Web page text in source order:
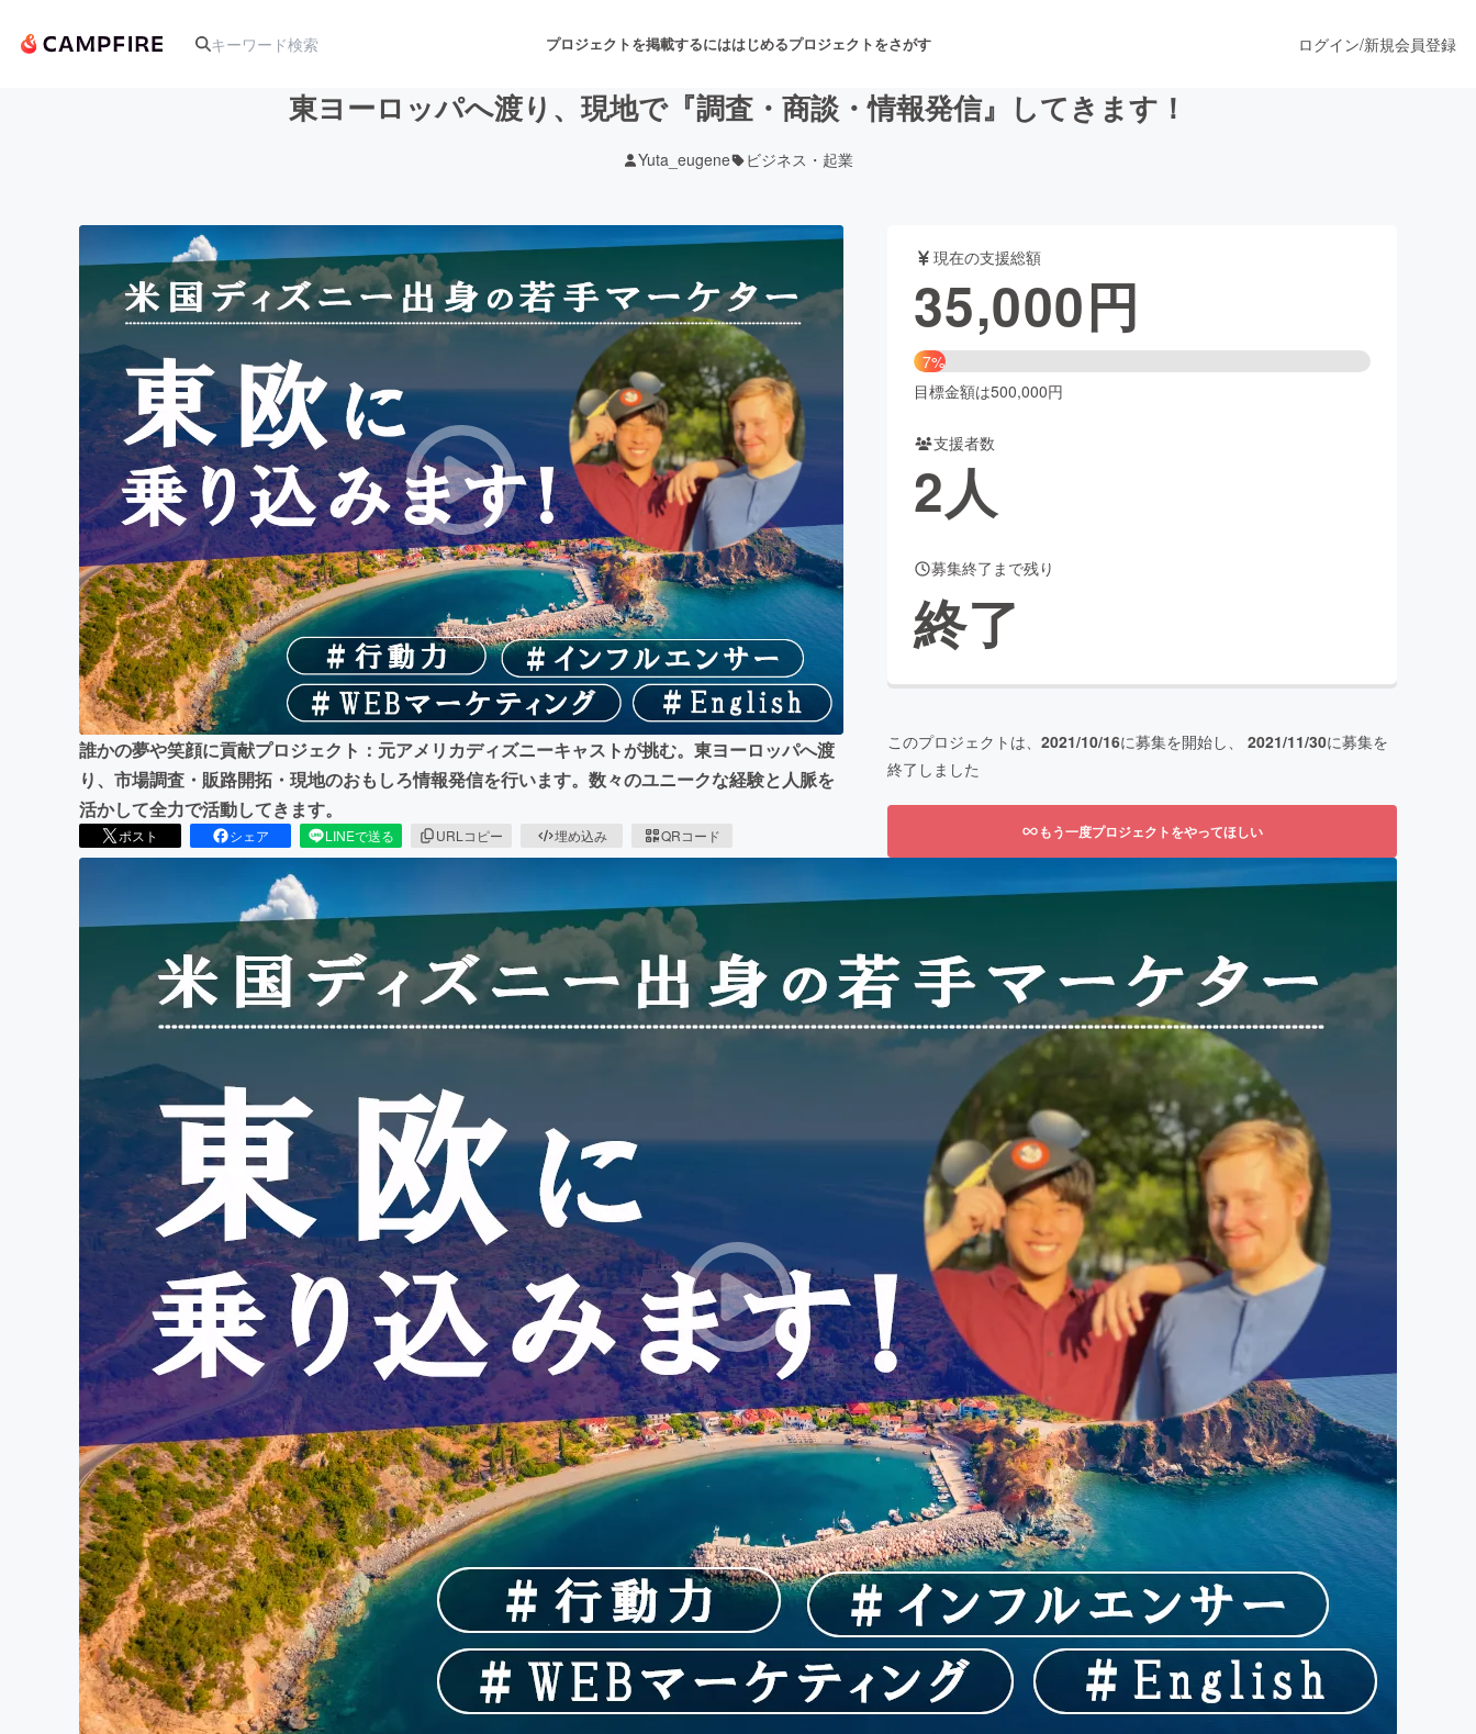
プロジェクトを掲載するにははじめるプロジェクトをさがす
アート・写真 舞台・パフォーマンス
テクノロジー・ガジェット ゲーム・サービス開発 ファッション
映像・映画 書籍・雑誌出版
ビジネス・起業 チャレンジ ビューティー・ヘルスケア
まちづくり・地域活性化
CAMPFIRE for Social GoodCAMPFIRE Creation
CAMPFIREふるさと納税
machi-ya コミュニティ
ログイン/新規会員登録
東ヨーロッパへ渡り、現地で『調査・商談・情報発信』してきます！
Yuta_eugene ビジネス・起業
誰かの夢や笑顔に貢献プロジェクト：元アメリカディズニーキャストが挑む。東ヨーロッパへ渡
り、市場調査・販路開拓・現地のおもしろ情報発信を行います。数々のユニークな経験と人脈を
活かして全力で活動してきます。
ポスト シェア LINEで送る URLコピー 埋め込み QRコード
現在の支援総額
35,000円
7%
目標金額は500,000円
支援者数
2人
募集終了まで残り
終了
このプロジェクトは、 2021/10/16に募集を開始し、 2021/11/30に募集を
終了しました
もう一度プロジェクトをやってほしい